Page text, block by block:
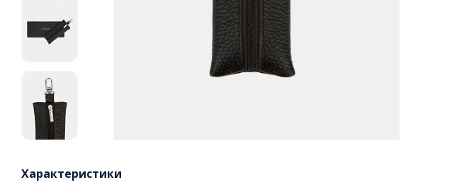
Характеристики